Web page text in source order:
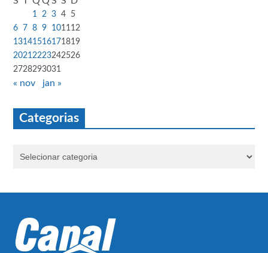
1 2 3 4
5
6
7 8 9 1011 12
13141516171819
2021 2223242526
2728293031
« nov jan »
Categorias